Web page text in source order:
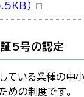
）
証5号の認定
ている業種の中
めの制度です。